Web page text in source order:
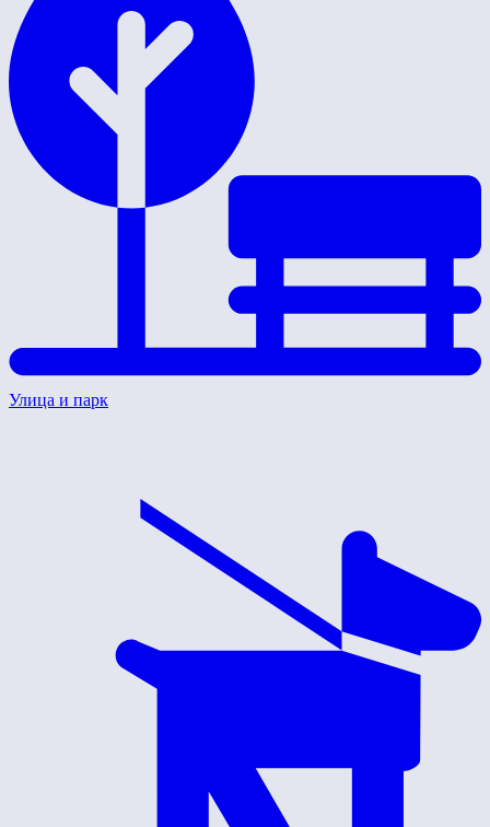
Улица и парк